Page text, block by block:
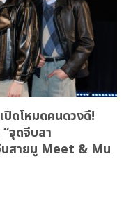
ดโหมดคนดวงดี!
จุดจีบสา
บสายมู Meet & Mu